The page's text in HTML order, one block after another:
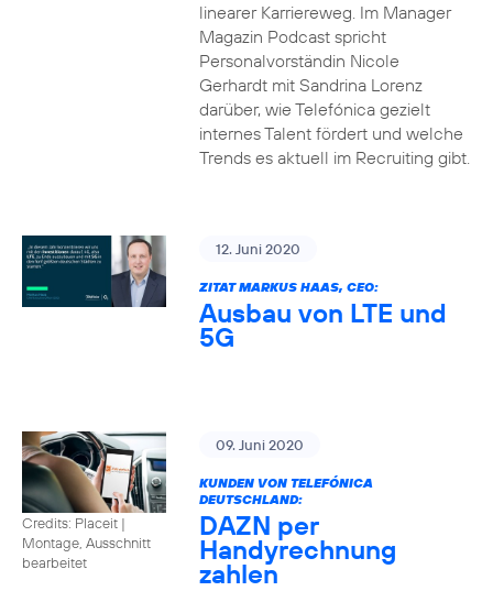
linearer Karriereweg. Im Manager
Magazin Podcast spricht
Personalvorständin Nicole
Gerhardt mit Sandrina Lorenz
darüber, wie Telefónica gezielt
internes Talent fördert und welche
Trends es aktuell im Recruiting gibt.
12. Juni 2020
ZITAT MARKUS HAAS, CEO:
Ausbau von LTE und
5G
Credits: Placeit |
Montage, Ausschnitt
bearbeitet
09. Juni 2020
KUNDEN VON TELEFÓNICA
DEUTSCHLAND:
DAZN per
Handyrechnung
zahlen